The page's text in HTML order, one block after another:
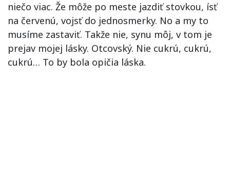
niečo viac. Že môže po meste jazdiť stovkou, ísť
na červenú, vojsť do jednosmerky. No a my to
musíme zastaviť. Takže nie, synu môj, v tom je
prejav mojej lásky. Otcovský. Nie cukrú, cukrú,
cukrú… To by bola opičia láska.